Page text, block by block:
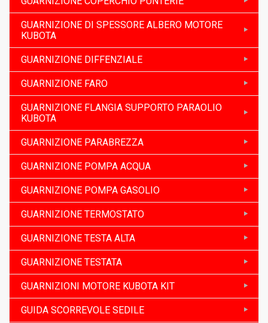
GUARNIZIONE DI SPESSORE ALBERO MOTORE
KUBOTA
GUARNIZIONE DIFFENZIALE
GUARNIZIONE FARO
GUARNIZIONE FLANGIA SUPPORTO PARAOLIO
KUBOTA
GUARNIZIONE PARABREZZA
GUARNIZIONE POMPA ACQUA
GUARNIZIONE POMPA GASOLIO
GUARNIZIONE TERMOSTATO
GUARNIZIONE TESTA ALTA
GUARNIZIONE TESTATA
GUARNIZIONI MOTORE KUBOTA KIT
GUIDA SCORREVOLE SEDILE